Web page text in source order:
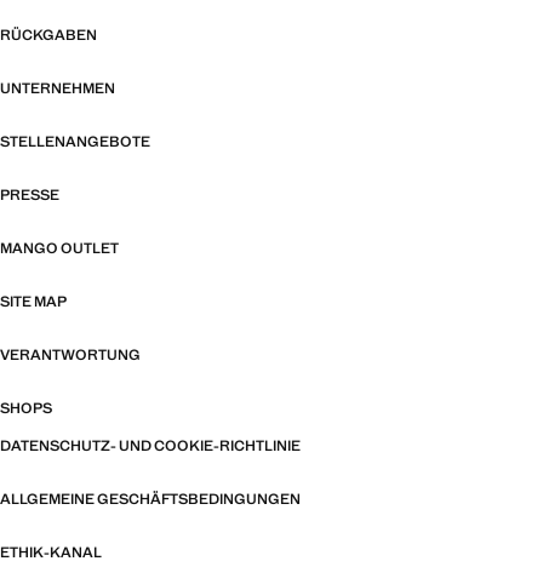
RÜCKGABEN
UNTERNEHMEN
STELLENANGEBOTE
PRESSE
MANGO OUTLET
SITE MAP
VERANTWORTUNG
SHOPS
DATENSCHUTZ- UND COOKIE-RICHTLINIE
ALLGEMEINE GESCHÄFTSBEDINGUNGEN
ETHIK-KANAL